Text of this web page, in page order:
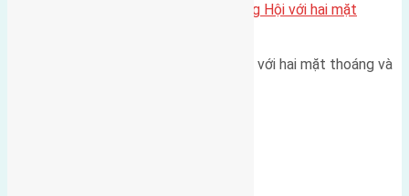
Một vị trí hiếm còn lại tại X1 Đông Hội với hai mặt
Một góc tái định cư X1 Đông Hội với hai mặt thoáng và